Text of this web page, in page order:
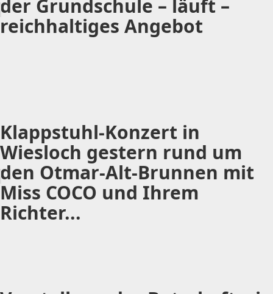
der Grundschule – läuft –
reichhaltiges Angebot
Klappstuhl-Konzert in
Wiesloch gestern rund um
den Otmar-Alt-Brunnen mit
Miss COCO und Ihrem
Richter...